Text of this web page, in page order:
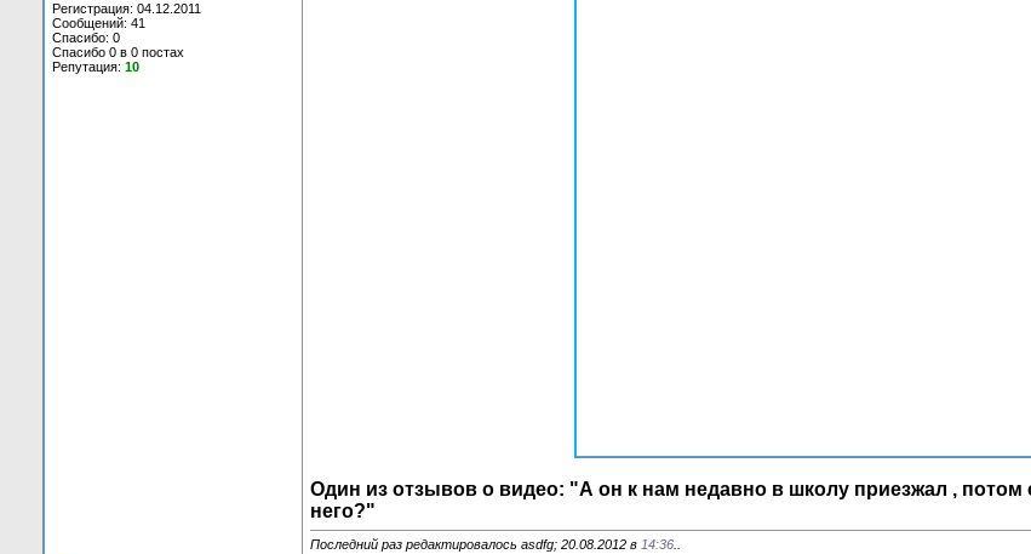
Регистрация: 04.12.2011
Сообщений: 41
Спасибо: 0
Спасибо 0 в 0 постах
Репутация: 10
Один из отзывов o видео: "А он к нам недавно в школу приезжал ,
него?"
Последний раз редактировалось asdfg; 20.08.2012 в 14:36